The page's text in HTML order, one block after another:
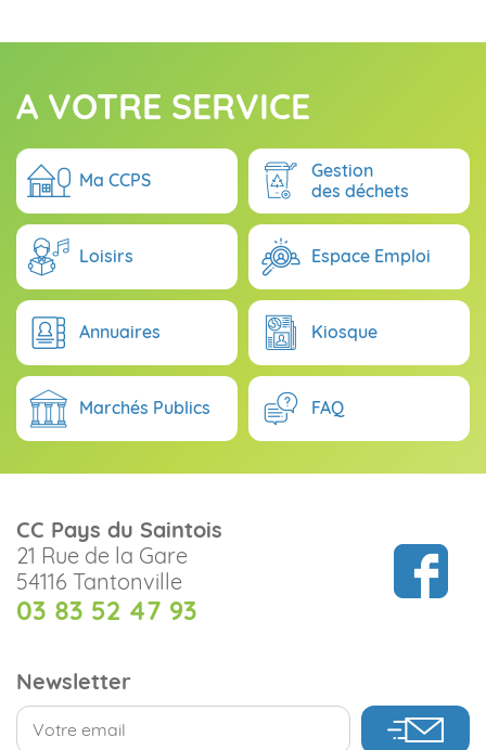
A VOTRE SERVICE
Ma CCPS
Gestion
des déchets
Loisirs Espace Emploi
Annuaires Kiosque
Marchés Publics FAQ
CC Pays du Saintois
21 Rue de la Gare
54116 Tantonville
03 83 52 47 93
Newsletter